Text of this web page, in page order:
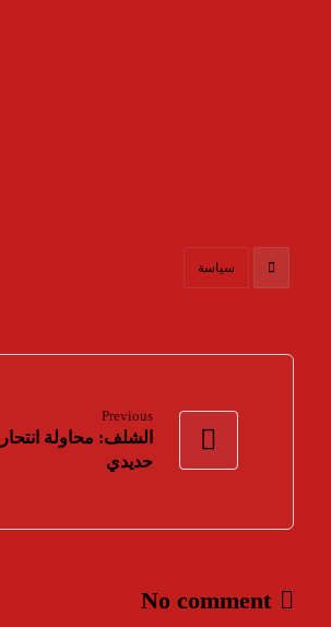
سياسة
Previous
الشلف: محاولة
حديدي
No comment